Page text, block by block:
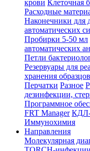
крови Клеточная
Расходные
Наконечники для
автоматических
Пробирки 5-50 мл
автоматических
Петли
Резервуары для
хранения образцов
Перчатки Разное
дезинфекции,
Программное
FRT Manager
Иммунохимия
Направления
Молекулярная